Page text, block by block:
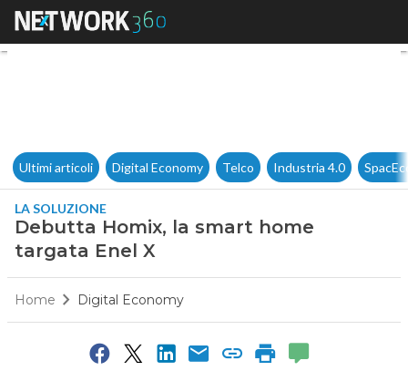
Debutta Homix, la smart
Ultimi articoli Digital Economy Telco Industria 4.0
LA SOLUZIONE
Debutta Homix, la smart home
targata Enel X
Home Digital Economy